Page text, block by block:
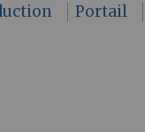
Portail